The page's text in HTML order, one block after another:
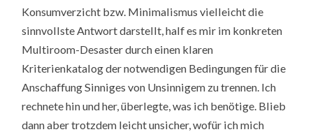
Konsumverzicht bzw. Minimalismus vielleicht die
sinnvollste Antwort darstellt, half es mir im konkreten
Multiroom-Desaster durch einen klaren
Kriterienkatalog der notwendigen Bedingungen für die
Anschaffung Sinniges von Unsinnigem zu trennen. Ich
rechnete hin und her, überlegte, was ich benötige. Blieb
dann aber trotzdem leicht unsicher, wofür ich mich